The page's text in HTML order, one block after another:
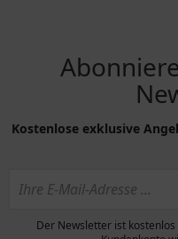
Kostenlose exklusive
Der Newsletter ist